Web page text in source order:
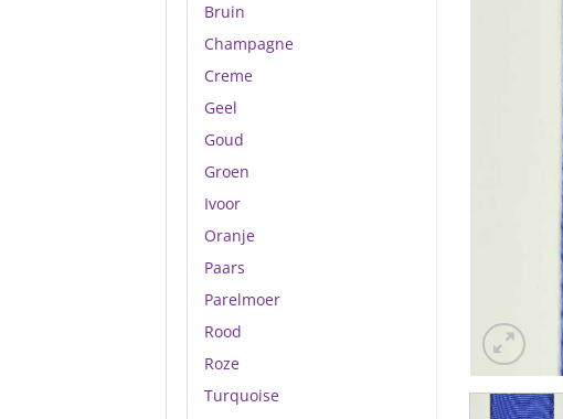
Bruin
Champagne
Creme
Geel
Goud
Groen
Ivoor
Oranje
Paars
Parelmoer
Rood
Roze
Turquoise